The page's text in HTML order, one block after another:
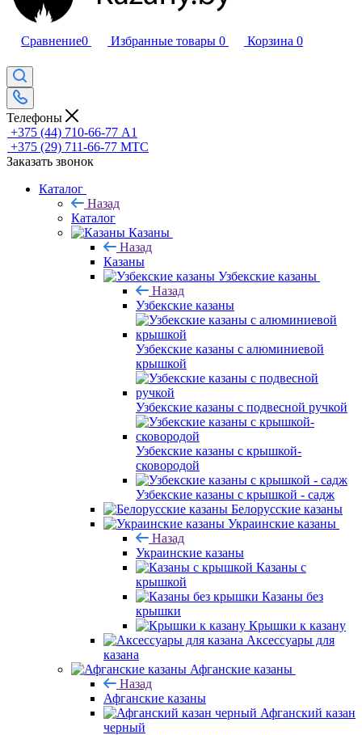
Сравнение0 Избранные товары 0 Корзина 0
Телефоны
+375 (44) 710-66-77 А1
+375 (29) 711-66-77 МТС
Заказать звонок
Каталог
Назад
Каталог
Казаны
Назад
Казаны
Узбекские казаны
Назад
Узбекские казаны
Узбекские казаны с алюминиевой
крышкой
Узбекские казаны с подвесной ручкой
Узбекские казаны с крышкой-
сковородой
Узбекские казаны с крышкой - садж
Белорусские казаны
Украинские казаны
Назад
Украинские казаны
Казаны с
крышкой
Казаны без
крышки
Крышки к казану
Аксессуары для
казана
Афганские казаны
Назад
Афганские казаны
Афганский казан
черный